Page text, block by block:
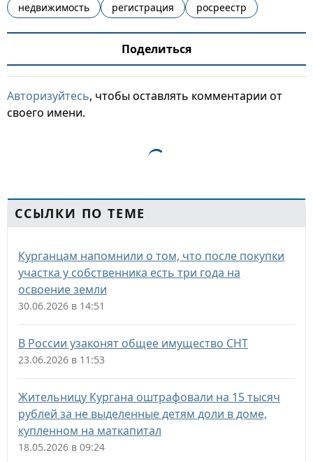
недвижимость регистрация росреестр
Поделиться
Авторизуйтесь, чтобы оставлять комментарии от
своего имени.
ССЫЛКИ ПО ТЕМЕ
Курганцам напомнили о том, что после покупки
участка у собственника есть три года на
освоение земли
30.06.2026 в 14:51
В России узаконят общее имущество СНТ
23.06.2026 в 11:53
Жительницу Кургана оштрафовали на 15 тысяч
рублей за не выделенные детям доли в доме,
купленном на маткапитал
18.05.2026 в 09:24